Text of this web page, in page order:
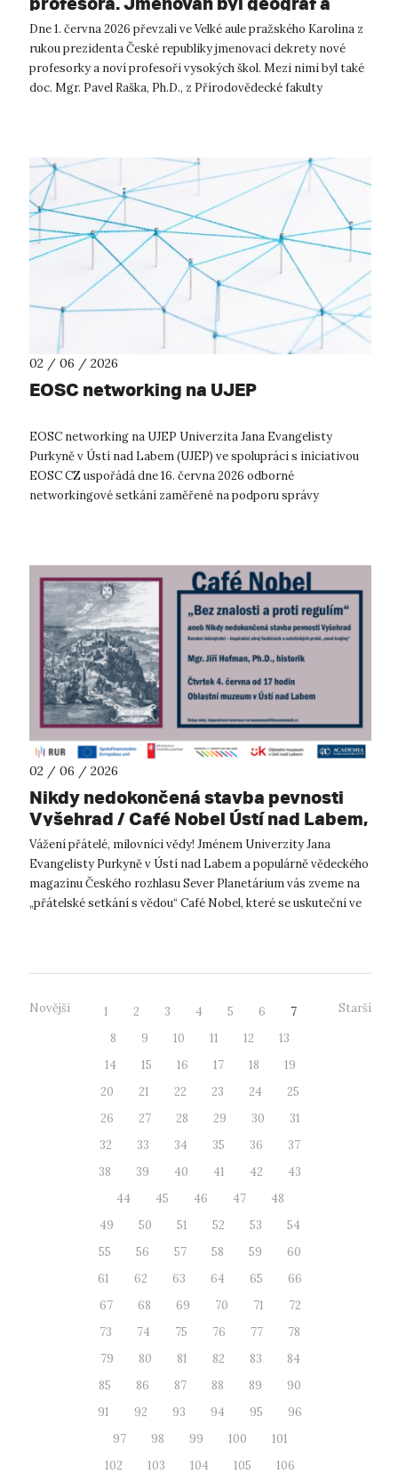
krajinný ekolog Pavel Raška.
Dne 1. června 2026 převzali ve Velké aule pražského Karolina z
rukou prezidenta České republiky jmenovací dekrety nové
profesorky a noví profesoři vysokých škol. Mezi nimi byl také
doc. Mgr. Pavel Raška, Ph.D., z Přírodovědecké fakulty
02 / 06 / 2026
EOSC networking na UJEP
EOSC networking na UJEP Univerzita Jana Evangelisty
Purkyně v Ústí nad Labem (UJEP) ve spolupráci s iniciativou
EOSC CZ uspořádá dne 16. června 2026 odborné
networkingové setkání zaměřené na podporu správy
02 / 06 / 2026
Nikdy nedokončená stavba pevnosti
Vyšehrad / Café Nobel Ústí nad Labem,
4.6.2026
Vážení přátelé, milovníci vědy! Jménem Univerzity Jana
Evangelisty Purkyně v Ústí nad Labem a populárně vědeckého
magazínu Českého rozhlasu Sever Planetárium vás zveme na
„přátelské setkání s vědou“ Café Nobel, které se uskuteční ve
Novější 1 2 3 4 5 6
7
8
9 10 11 12
13
14
15 16 17 18
19
20
21 22 23 24
25
26
27 28 29 30
31
32
33 34 35 36
37
38
39 40 41 42
43
44
45 46 47
48
49
50 51 52 53
54
55
56 57 58 59
60
61
62 63 64 65
66
67
68 69 70 71
72
73
74 75 76 77
78
79
80 81 82 83
84
85
86 87 88 89
90
91
92 93 94 95
96
97
98 99 100
101
102
103 104 105
106
Starší